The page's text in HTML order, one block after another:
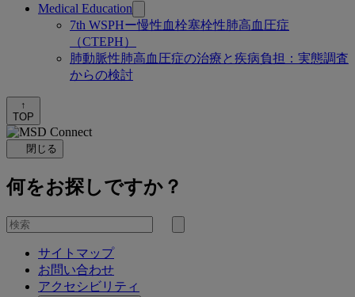
Medical Education
7th WSPHー慢性血栓塞栓性肺高血圧症
（CTEPH）
肺動脈性肺高血圧症の治療と疾病負担：実態調査
からの検討
↑
TOP
閉じる
何をお探しですか？
を
検
サイトマップ
お問い合わせ
アクセシビリティ